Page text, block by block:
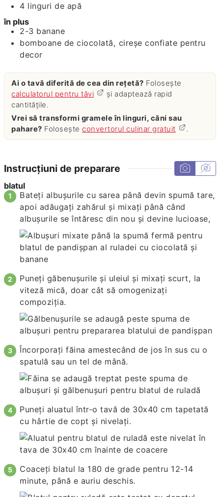
4 linguri de apă
în plus
2-3 banane
bomboane de ciocolată, cireșe confiate pentru
decor
Ai o tavă diferită de cea din rețetă? Folosește
calculatorul pentru tăvi
și adaptează rapid
cantitățile.
Vrei să transformi gramele în linguri, căni sau
pahare? Foloseșteconvertorul culinar gratuit .
Instrucțiuni de preparare
blatul
Bateți albușurile cu sarea până devin spumă tare,
apoi adăugați zahărul și mixați până când
albușurile se întăresc din nou și devine lucioase,
Puneți găbenușurile și uleiul și mixați scurt, la
viteză mică, doar cât să omogenizați
compoziţia.
Încorporați făina amestecând de jos în sus cu o
spatulă sau un tel de mână.
Puneți aluatul într-o tavă de 30x40 cm tapetată
cu hârtie de copt și nivelați.
Coaceți blatul la 180 de grade pentru 12-14
minute, până e auriu deschis.